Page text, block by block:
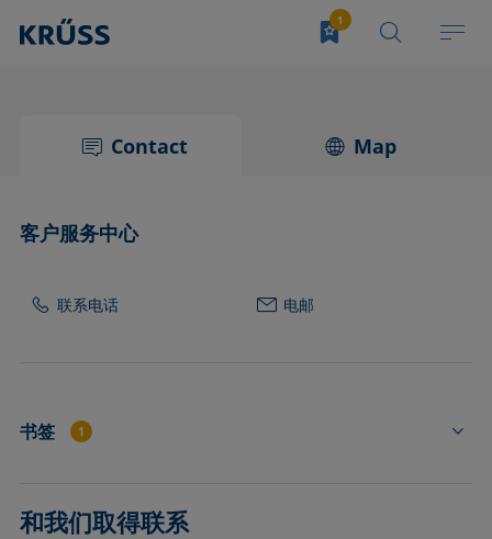
Contact Map
客户服务中心
联系电话 电邮
书签 1
和我们取得联系